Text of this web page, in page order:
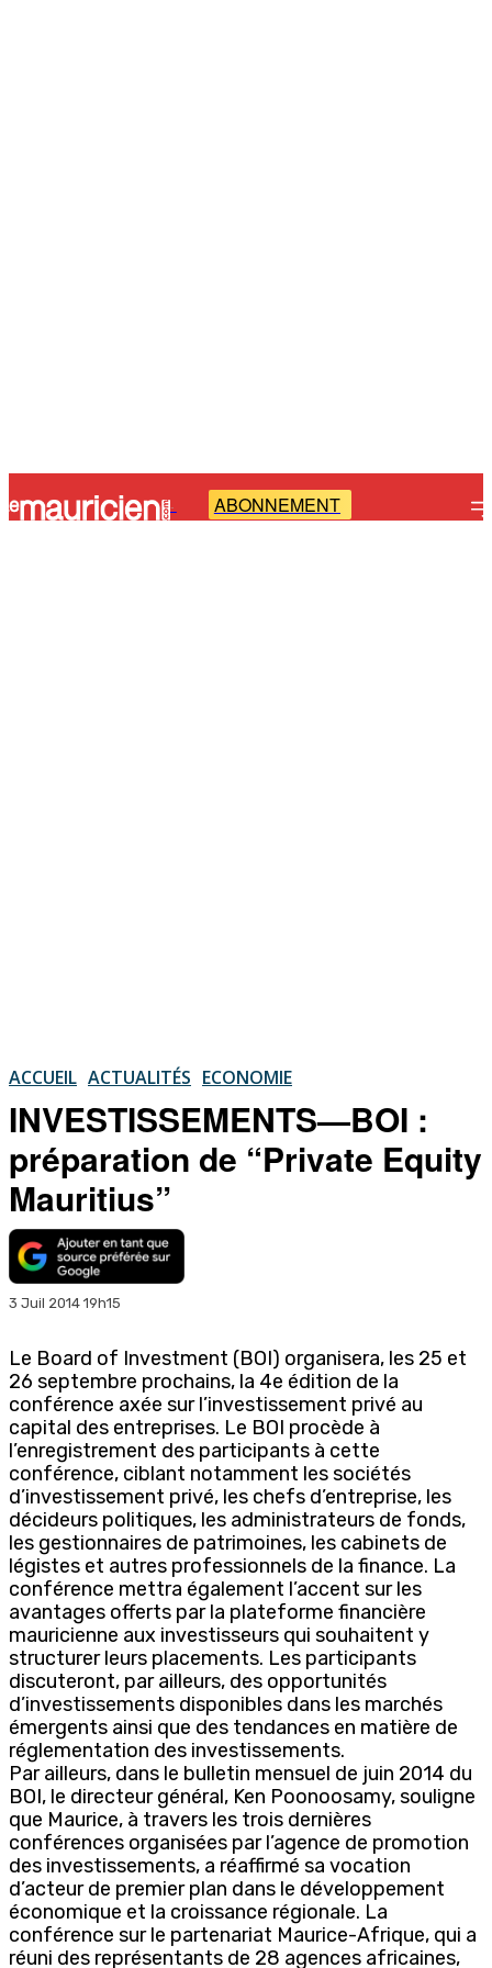
- ABONNEMENT
ACCUEIL ACTUALITÉS ECONOMIE
INVESTISSEMENTS—BOI :
préparation de “Private Equity
Mauritius”
3 Juil 2014 19h15
Le Board of Investment (BOI) organisera, les 25 et
26 septembre prochains, la 4e édition de la
conférence axée sur l’investissement privé au
capital des entreprises. Le BOI procède à
l’enregistrement des participants à cette
conférence, ciblant notamment les sociétés
d’investissement privé, les chefs d’entreprise, les
décideurs politiques, les administrateurs de fonds,
les gestionnaires de patrimoines, les cabinets de
légistes et autres professionnels de la finance. La
conférence mettra également l’accent sur les
avantages offerts par la plateforme financière
mauricienne aux investisseurs qui souhaitent y
structurer leurs placements. Les participants
discuteront, par ailleurs, des opportunités
d’investissements disponibles dans les marchés
émergents ainsi que des tendances en matière de
réglementation des investissements.
Par ailleurs, dans le bulletin mensuel de juin 2014 du
BOI, le directeur général, Ken Poonoosamy, souligne
que Maurice, à travers les trois dernières
conférences organisées par l’agence de promotion
des investissements, a réaffirmé sa vocation
d’acteur de premier plan dans le développement
économique et la croissance régionale. La
conférence sur le partenariat Maurice-Afrique, qui a
réuni des représentants de 28 agences africaines,